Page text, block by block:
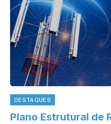
DESTAQUES
Plano Estrutural de